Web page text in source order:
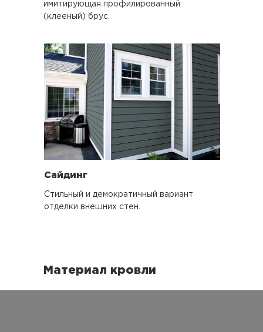
имитирующая профилированный
(клееный) брус.
Сайдинг
Стильный и демократичный вариант
отделки внешних стен.
Материал кровли